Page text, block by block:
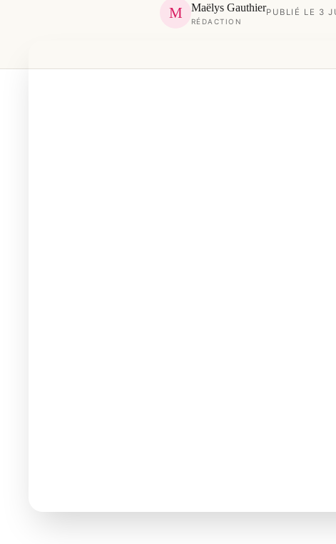
M Maëlys Gauthier
RÉDACTION
PUBLIÉ LE 3